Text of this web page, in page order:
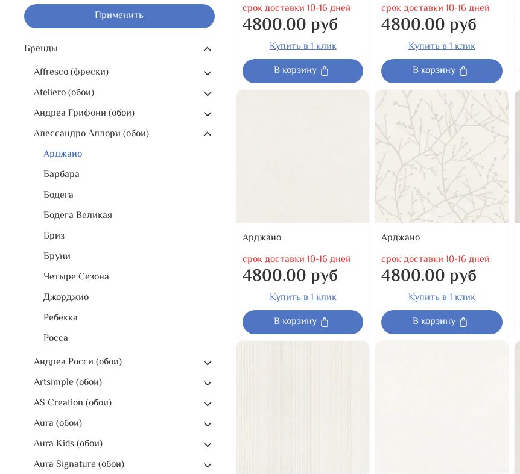
срок доставки 10-16 дней
4800.00 руб
Купить в 1 клик
В корзину
срок доставки 10-16 дней
4800.00 руб
Купить в 1 клик
В корзину
Арджано
срок доставки 10-16 дней
4800.00 руб
Купить в 1 клик
В корзину
Арджано
срок доставки 10-16 дней
4800.00 руб
Купить в 1 клик
В корзину
Применить
Бренды
Affresco (фрески)
Ateliero (обои)
Андреа Грифони (обои)
Алессандро Аллори (обои)
Арджано
Барбара
Бодега
Бодега Великая
Бриз
Бруни
Четыре Сезона
Джорджио
Ребекка
Росса
Андреа Росси (обои)
Artsimple (обои)
AS Creation (обои)
Aura (обои)
Aura Kids (обои)
Aura Signature (обои)